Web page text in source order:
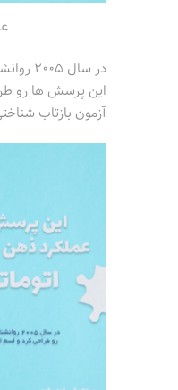
در
این پرسش ها رو
آزمون بازتاب